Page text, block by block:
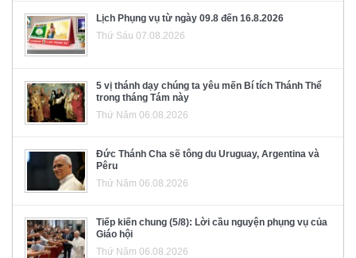
Lịch Phụng vụ từ ngày 09.8 đến 16.8.2026
Thứ Sáu 07.08.2026
5 vị thánh dạy chúng ta yêu mến Bí tích Thánh Thể
trong tháng Tám này
Thứ Năm 06.08.2026
Đức Thánh Cha sẽ tông du Uruguay, Argentina và
Pêru
Thứ Năm 06.08.2026
Tiếp kiến chung (5/8): Lời cầu nguyện phụng vụ của
Giáo hội
Thứ Năm 06.08.2026